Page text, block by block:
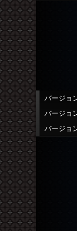
メインメニ
メイン
サブコ
バージョ
バージョ
バージョ